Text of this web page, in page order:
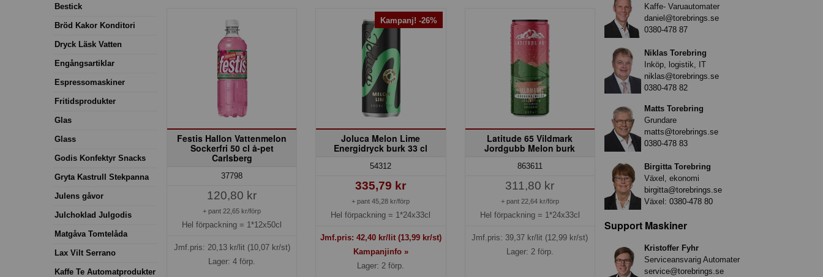
Bestick
Bröd Kakor Konditori
Dryck Läsk Vatten
Engångsartiklar
Espressomaskiner
Fritidsprodukter
Glas
Glass
Godis Konfektyr Snacks
Gryta Kastrull Stekpanna
Julens gåvor
Julchoklad Julgodis
Matgåva Tomtelåda
Lax Vilt Serrano
Kaffe Te Automatprodukter
Festis Hallon Vattenmelon
Sockerfri 50 cl å-pet
Carlsberg
37798
120,80 kr
+ pant 22,65 kr/förp
Hel förpackning = 1*12x50cl
Jmf.pris: 20,13kr/lit (10,07 kr/st)
Lager: 4 förp.
Kampanj! -26%
Joluca Melon Lime
Energidryck burk 33 cl
54312
335,79 kr
+ pant 45,28 kr/förp
Hel förpackning = 1*24x33cl
Jmf.pris: 42,40kr/lit (13,99 kr/st)
Kampanjinfo »
Lager: 2 förp.
Latitude 65 Vildmark
Jordgubb Melon burk
863611
311,80 kr
+ pant 22,64 kr/förp
Hel förpackning = 1*24x33cl
Jmf.pris: 39,37 kr/lit (12,99 kr/st)
Lager: 2 förp.
Kaffe- Varuautomater
daniel@torebrings.se
0380-478 87
Niklas Torebring
Inköp, logistik, IT
niklas@torebrings.se
0380-478 82
Matts Torebring
Grundare
matts@torebrings.se
0380-478 83
Birgitta Torebring
Växel, ekonomi
birgitta@torebrings.se
Växel: 0380-478 80
Support Maskiner
Kristoffer Fyhr
Serviceansvarig Automater
service@torebrings.se